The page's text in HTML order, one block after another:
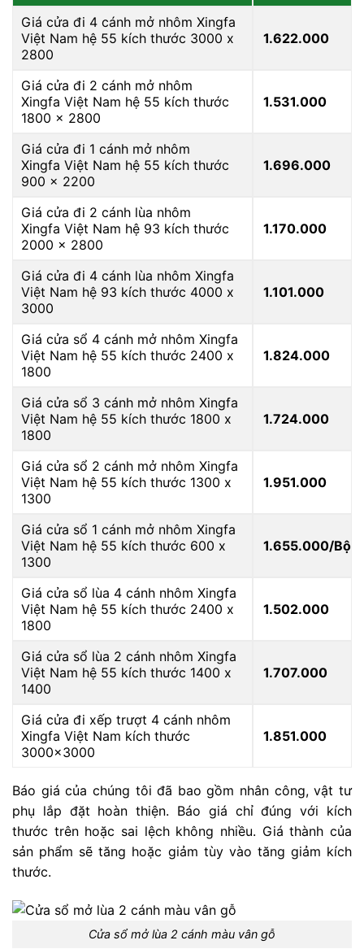
Giá cửa đi 4 cánh mở nhôm Xingfa
Việt Nam hệ 55 kích thước 3000 x
2800
1.622.000
Giá cửa đi 2 cánh mở nhôm
Xingfa Việt Nam hệ 55 kích thước
1800 x 2800
1.531.000
Giá cửa đi 1 cánh mở nhôm
Xingfa Việt Nam hệ 55 kích thước
900 x 2200
1.696.000
Giá cửa đi 2 cánh lùa nhôm
Xingfa Việt Nam hệ 93 kích thước
2000 x 2800
1.170.000
Giá cửa đi 4 cánh lùa nhôm Xingfa
Việt Nam hệ 93 kích thước 4000 x
3000
1.101.000
Giá cửa sổ 4 cánh mở nhôm Xingfa
Việt Nam hệ 55 kích thước 2400 x
1800
1.824.000
Giá cửa sổ 3 cánh mở nhôm Xingfa
Việt Nam hệ 55 kích thước 1800 x
1800
1.724.000
Giá cửa sổ 2 cánh mở nhôm Xingfa
Việt Nam hệ 55 kích thước 1300 x
1300
1.951.000
Giá cửa sổ 1 cánh mở nhôm Xingfa
Việt Nam hệ 55 kích thước 600 x
1300
1.655.000/Bộ
Giá cửa sổ lùa 4 cánh nhôm Xingfa
Việt Nam hệ 55 kích thước 2400 x
1800
1.502.000
Giá cửa sổ lùa 2 cánh nhôm Xingfa
Việt Nam hệ 55 kích thước 1400 x
1400
1.707.000
Giá cửa đi xếp trượt 4 cánh nhôm
Xingfa Việt Nam kích thước
3000×3000
1.851.000
Báo giá của chúng tôi đã bao gồm nhân công, vật tư
phụ lắp đặt hoàn thiện. Báo giá chỉ đúng với kích
thước trên hoặc sai lệch không nhiều. Giá thành của
sản phẩm sẽ tăng hoặc giảm tùy vào tăng giảm kích
thước.
Cửa sổ mở lùa 2 cánh màu vân gỗ